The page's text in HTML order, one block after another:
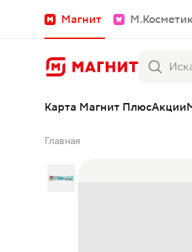
Магнит
Карта Магнит ПлюсАкции
Главная